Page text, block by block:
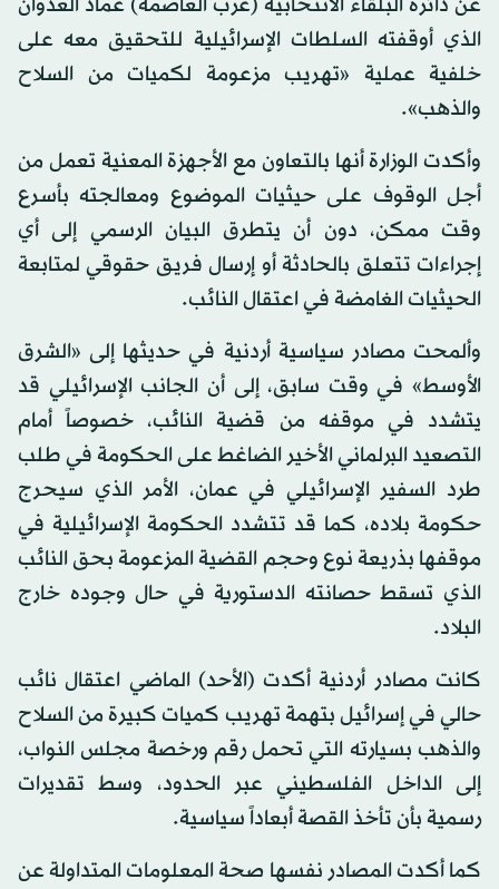
الذي أوقفته السلطات الإسرائيلية للتحقيق معه على
خلفية عملية «تهريب مزعومة لكميات من السلاح
والذهب».
وأكدت الوزارة أنها بالتعاون مع الأجهزة المعنية تعمل من
أجل الوقوف على حيثيات الموضوع ومعالجته بأسرع
وقت ممكن، دون أن يتطرق البيان الرسمي إلى أي
إجراءات تتعلق بالحادثة أو إرسال فريق حقوقي لمتابعة
الحيثيات الغامضة في اعتقال النائب.
وألمحت مصادر سياسية أردنية في حديثها إلى «الشرق
الأوسط» في وقت سابق، إلى أن الجانب الإسرائيلي قد
يتشدد في موقفه من قضية النائب، خصوصاً أمام
التصعيد البرلماني الأخير الضاغط على الحكومة في طلب
طرد السفير الإسرائيلي في عمان، الأمر الذي سيحرج
حكومة بلاده، كما قد تتشدد الحكومة الإسرائيلية في
موقفها بذريعة نوع وحجم القضية المزعومة بحق النائب
الذي تسقط حصانته الدستورية في حال وجوده خارج
البلاد.
كانت مصادر أردنية أكدت (الأحد) الماضي اعتقال نائب
حالي في إسرائيل بتهمة تهريب كميات كبيرة من السلاح
والذهب بسيارته التي تحمل رقم ورخصة مجلس النواب،
إلى الداخل الفلسطيني عبر الحدود، وسط تقديرات
رسمية بأن تأخذ القصة أبعاداً سياسية.
كما أكدت المصادر نفسها صحة المعلومات المتداولة عن